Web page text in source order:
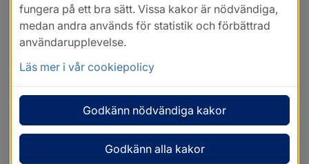
fungera på ett bra sätt. Vissa kakor är nödvändiga,
medan andra används för statistik och förbättrad
användarupplevelse.
Läs mer i vår cookiepolicy
Godkänn nödvändiga kakor
Godkänn alla kakor